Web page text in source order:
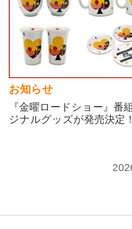
お知らせ
『金曜ロードショー』番
ジナルグッズが発売決定！